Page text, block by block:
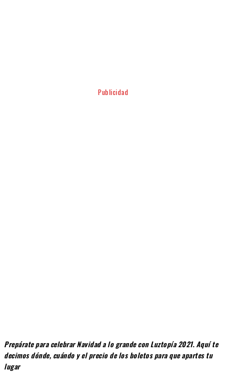
Publicidad
Prepárate para celebrar Navidad a lo grande con Luztopía 2021. Aquí te
decimos dónde, cuándo y el precio de los boletos para que apartes tu
lugar